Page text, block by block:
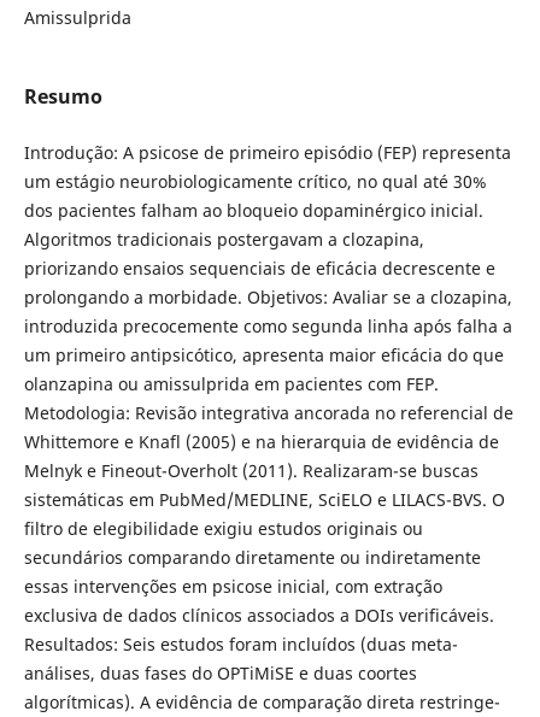
Amissulprida
Resumo
Introdução: A psicose de primeiro episódio (FEP) representa
um estágio neurobiologicamente crítico, no qual até 30%
dos pacientes falham ao bloqueio dopaminérgico inicial.
Algoritmos tradicionais postergavam a clozapina,
priorizando ensaios sequenciais de eficácia decrescente e
prolongando a morbidade. Objetivos: Avaliar se a clozapina,
introduzida precocemente como segunda linha após falha a
um primeiro antipsicótico, apresenta maior eficácia do que
olanzapina ou amissulprida em pacientes com FEP.
Metodologia: Revisão integrativa ancorada no referencial de
Whittemore e Knafl (2005) e na hierarquia de evidência de
Melnyk e Fineout-Overholt (2011). Realizaram-se buscas
sistemáticas em PubMed/MEDLINE, SciELO e LILACS-BVS. O
filtro de elegibilidade exigiu estudos originais ou
secundários comparando diretamente ou indiretamente
essas intervenções em psicose inicial, com extração
exclusiva de dados clínicos associados a DOIs verificáveis.
Resultados: Seis estudos foram incluídos (duas meta-
análises, duas fases do OPTiMiSE e duas coortes
algorítmicas). A evidência de comparação direta restringe-